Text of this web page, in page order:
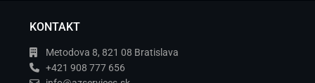
KONTAKT
Metodova 8, 821 08 Bratislava
+421 908 777 656